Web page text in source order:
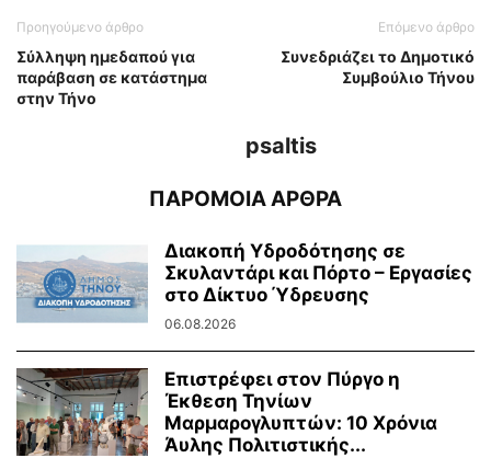
Προηγούμενο άρθρο
Σύλληψη ημεδαπού για
παράβαση σε κατάστημα
στην Τήνο
Επόμενο άρθρο
Συνεδριάζει το Δημοτικό
Συμβούλιο Τήνου
psaltis
ΠΑΡΟΜΟΙΑ ΑΡΘΡΑ
Διακοπή Υδροδότησης σε
Σκυλαντάρι και Πόρτο – Εργασίες
στο Δίκτυο Ύδρευσης
06.08.2026
Επιστρέφει στον Πύργο η
Έκθεση Τηνίων
Μαρμαρογλυπτών: 10 Χρόνια
Άυλης Πολιτιστικής...